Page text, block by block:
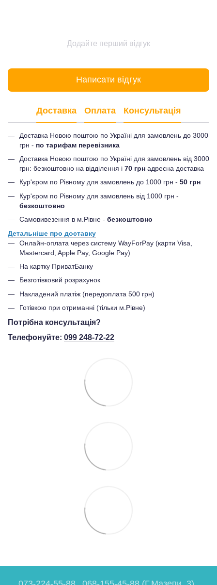
Додайте перший відгук
Написати відгук
Доставка Оплата Консультація
Доставка Новою поштою по Україні для замовлень до 3000
грн - по тарифам перевізника
Доставка Новою поштою по Україні для замовлень від 3000
грн: безкоштовно на відділення і 70 грн адресна доставка
Кур'єром по Рівному для замовлень до 1000 грн - 50 грн
Кур'єром по Рівному для замовлень від 1000 грн -
безкоштовно
Самовивезення в м.Рівне - безкоштовно
Детальніше про доставку
Онлайн-оплата через систему WayForPay (карти Visa,
Mastercard, Apple Pay, Google Pay)
На картку ПриватБанку
Безготівковий розрахунок
Накладений платіж (передоплата 500 грн)
Готівкою при отриманні (тільки м.Рівне)
Потрібна консультація?
Телефонуйте: 099 248-72-22